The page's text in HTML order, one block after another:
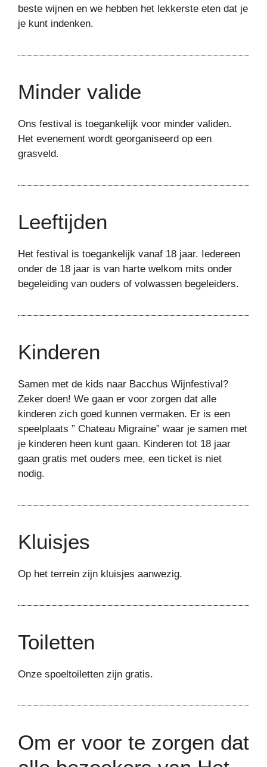
beste wijnen en we hebben het lekkerste eten dat je
je kunt indenken.
Minder valide
Ons festival is toegankelijk voor minder validen.
Het evenement wordt georganiseerd op een
grasveld.
Leeftijden
Het festival is toegankelijk vanaf 18 jaar. Iedereen
onder de 18 jaar is van harte welkom mits onder
begeleiding van ouders of volwassen begeleiders.
Kinderen
Samen met de kids naar Bacchus Wijnfestival?
Zeker doen! We gaan er voor zorgen dat alle
kinderen zich goed kunnen vermaken. Er is een
speelplaats ” Chateau Migraine” waar je samen met
je kinderen heen kunt gaan. Kinderen tot 18 jaar
gaan gratis met ouders mee, een ticket is niet
nodig.
Kluisjes
Op het terrein zijn kluisjes aanwezig.
Toiletten
Onze spoeltoiletten zijn gratis.
Om er voor te zorgen dat